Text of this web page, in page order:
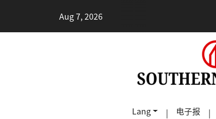
Aug 7, 2026
Lang | 电子报 |